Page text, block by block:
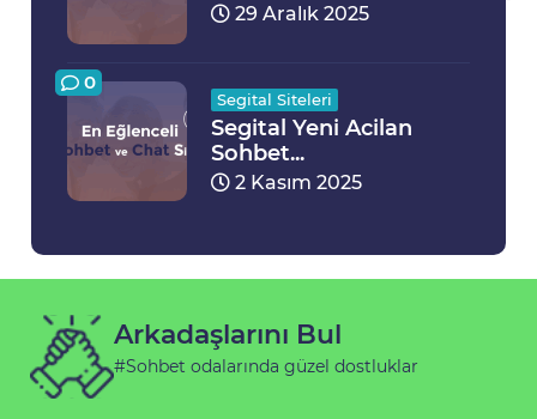
29 Aralık 2025
0
Segital Siteleri
Segital Yeni Acilan
Sohbet...
2 Kasım 2025
Arkadaşlarını Bul
#Sohbet odalarında güzel dostluklar